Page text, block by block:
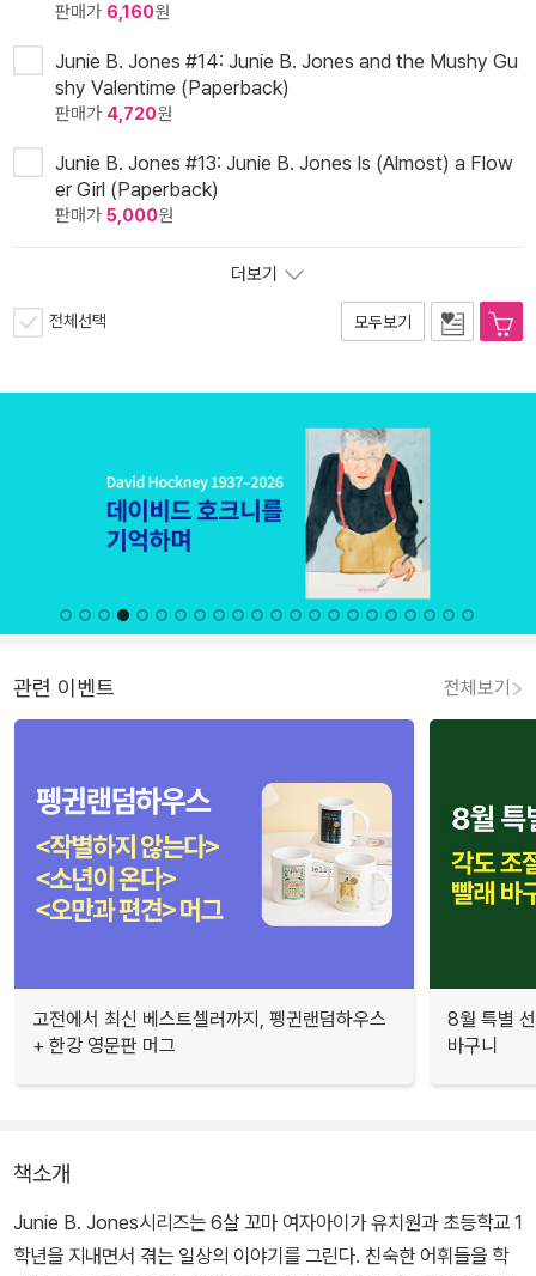
판매가 6,160원
Junie B. Jones #14: Junie B. Jones and the Mushy Gu
shy Valentime (Paperback)
판매가 4,720원
Junie B. Jones #13: Junie B. Jones Is (Almost) a Flow
er Girl (Paperback)
판매가 5,000원
더보기
전체선택 모두보기
관련 이벤트 전체보기
고전에서 최신 베스트셀러까지, 펭귄랜덤하우스
+ 한강 영문판 머그
8월 특별
바구니
책소개
Junie B. Jones시리즈는 6살 꼬마 여자아이가 유치원과 초등학교 1
학년을 지내면서 겪는 일상의 이야기를 그린다. 친숙한 어휘들을 학